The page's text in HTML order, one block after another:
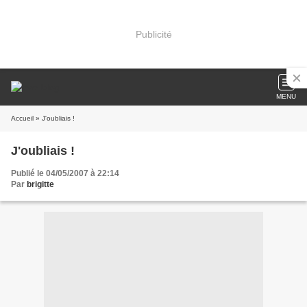
Publicité
MENU
Accueil » J'oubliais !
J'oubliais !
Publié le 04/05/2007 à 22:14
Par brigitte